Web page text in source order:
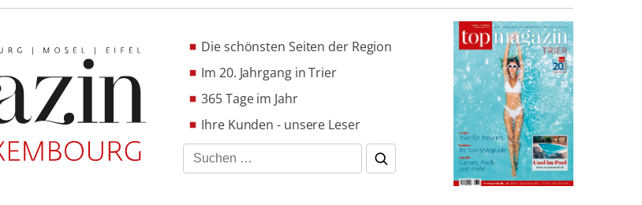
Die schönsten Seiten der Region
Im 20. Jahrgang in Trier
365 Tage im Jahr
Ihre Kunden - unsere Leser
Suchen
nach: